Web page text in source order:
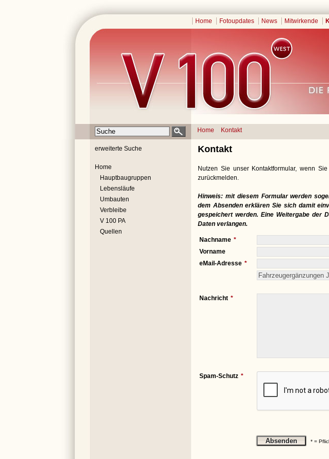
Home Fotoupdates News Mitwirkende
Home Kontakt
erweiterte Suche
Home
Hauptbaugruppen
Lebensläufe
Umbauten
Verbleibe
V 100 PA
Quellen
Kontakt
Nutzen Sie unser Kontaktformular, wenn
zurückmelden.
Hinweis: mit diesem Formular werden
dem Absenden erklären Sie sich damit
gespeichert werden. Eine Weitergabe der
Daten verlangen.
Nachname
Vorname
eMail-Adresse
Nachricht
Spam-Schutz
* =